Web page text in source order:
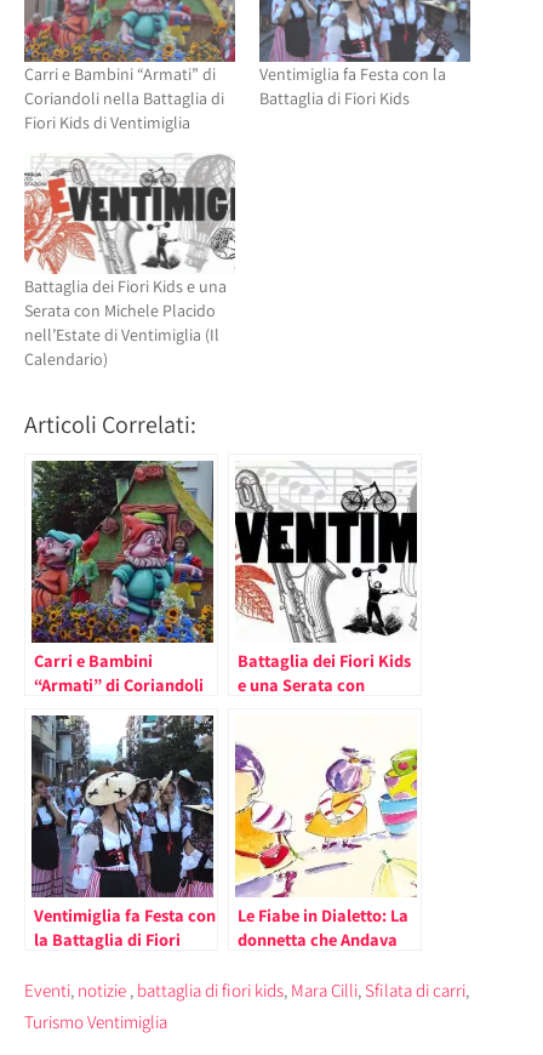
Carri e Bambini “Armati” di
Coriandoli nella Battaglia di
Fiori Kids di Ventimiglia
Ventimiglia fa Festa con la
Battaglia di Fiori Kids
Battaglia dei Fiori Kids e una
Serata con Michele Placido
nell’Estate di Ventimiglia (Il
Calendario)
Articoli Correlati:
Carri e Bambini
“Armati” di Coriandoli
Kids di Ventimiglia
Battaglia dei Fiori Kids
e una Serata con
Ventimiglia (Il
Calendario)
Ventimiglia fa Festa con
la Battaglia di Fiori
Le Fiabe in Dialetto: La
donnetta che Andava
Eventi, notizie , battaglia di fiori kids, Mara Cilli, Sfilata di carri,
Turismo Ventimiglia